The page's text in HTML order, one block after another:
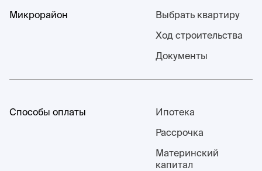
Микрорайон
Выбрать квартиру
Ход строительства
Документы
Способы оплаты
Ипотека
Рассрочка
Материнский
капитал